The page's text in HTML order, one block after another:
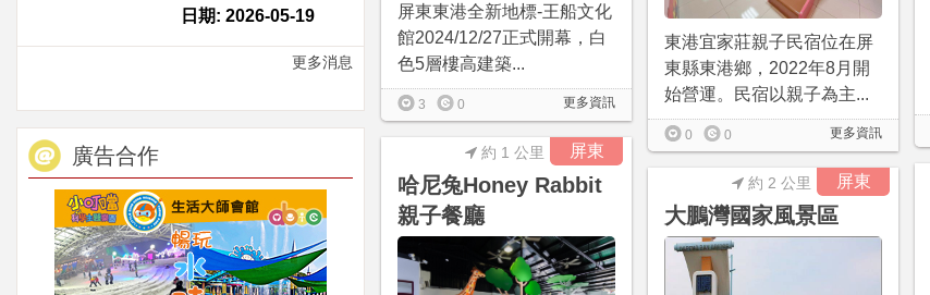
日期: 2026-05-19
更多消息
廣告合作
屏東東港全新地標-王船文化
館2024/12/27正式開幕，白
色5層樓高建築...
更多資訊
3 0
東港宜家莊親子民宿位在屏
東縣東港鄉，2022年8月開
始營運。民宿以親子為主...
更多資訊
0 0
屏東
約 1 公里
哈尼兔Honey Rabbit
親子餐廳
屏東
約 2 公里
大鵬灣國家風景區